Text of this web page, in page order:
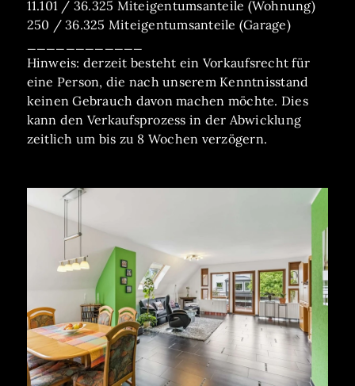
11.101 / 36.325 Miteigentumsanteile (Wohnung)
250 / 36.325 Miteigentumsanteile (Garage)
Hinweis: derzeit besteht ein Vorkaufsrecht für
eine Person, die nach unserem Kenntnisstand
keinen Gebrauch davon machen möchte. Dies
kann den Verkaufsprozess in der Abwicklung
zeitlich um bis zu 8 Wochen verzögern.